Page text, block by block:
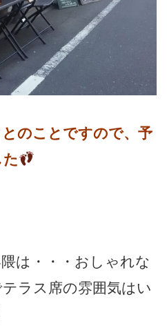
のことですので、予
は・・・おしゃれな
ラス席の雰囲気はい